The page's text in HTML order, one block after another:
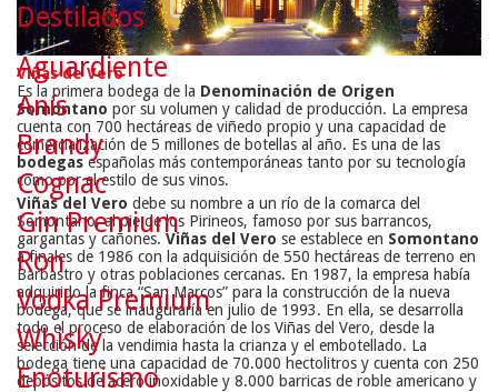
Viñas de Vero
Es la primera bodega de la Denominación de Origen
Somontano por su volumen y calidad de producción. La empresa
cuenta con 700 hectáreas de viñedo propio y una capacidad de
comercialización de 5 millones de botellas al año. Es una de las
bodegas españolas más contemporáneas tanto por su tecnología
como por el estilo de sus vinos.
Viñas del Vero debe su nombre a un río de la comarca del
Somontano, al pie de los Pirineos, famoso por sus barrancos,
gargantas y cañones. Viñas del Vero se establece en Somontano
a finales de 1986 con la adquisición de 550 hectáreas de terreno en
Barbastro y otras poblaciones cercanas. En 1987, la empresa había
adquirido la finca “San Marcos” para la construcción de la nueva
bodega, que se inauguraría en julio de 1993. En ella, se desarrolla
todo el proceso de elaboración de los Viñas del Vero, desde la
selección de la vendimia hasta la crianza y el embotellado. La
bodega tiene una capacidad de 70.000 hectolitros y cuenta con 250
depósitos de acero inoxidable y 8.000 barricas de roble americano y
Destilados
Aguardiente
Anís
Brandy
Cognac
Gin Premium
Ron
Vodka Premium
Whisky
Enoturismo